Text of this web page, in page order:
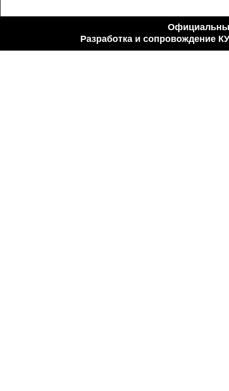
Разработка и сопровождение